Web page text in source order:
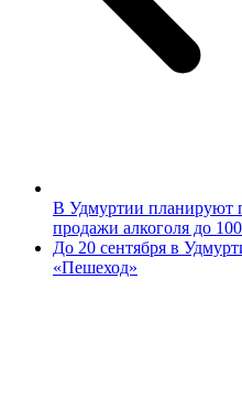
В Удмуртии планируют
продажи алкоголя до
До 20 сентября в
«Пешеход»